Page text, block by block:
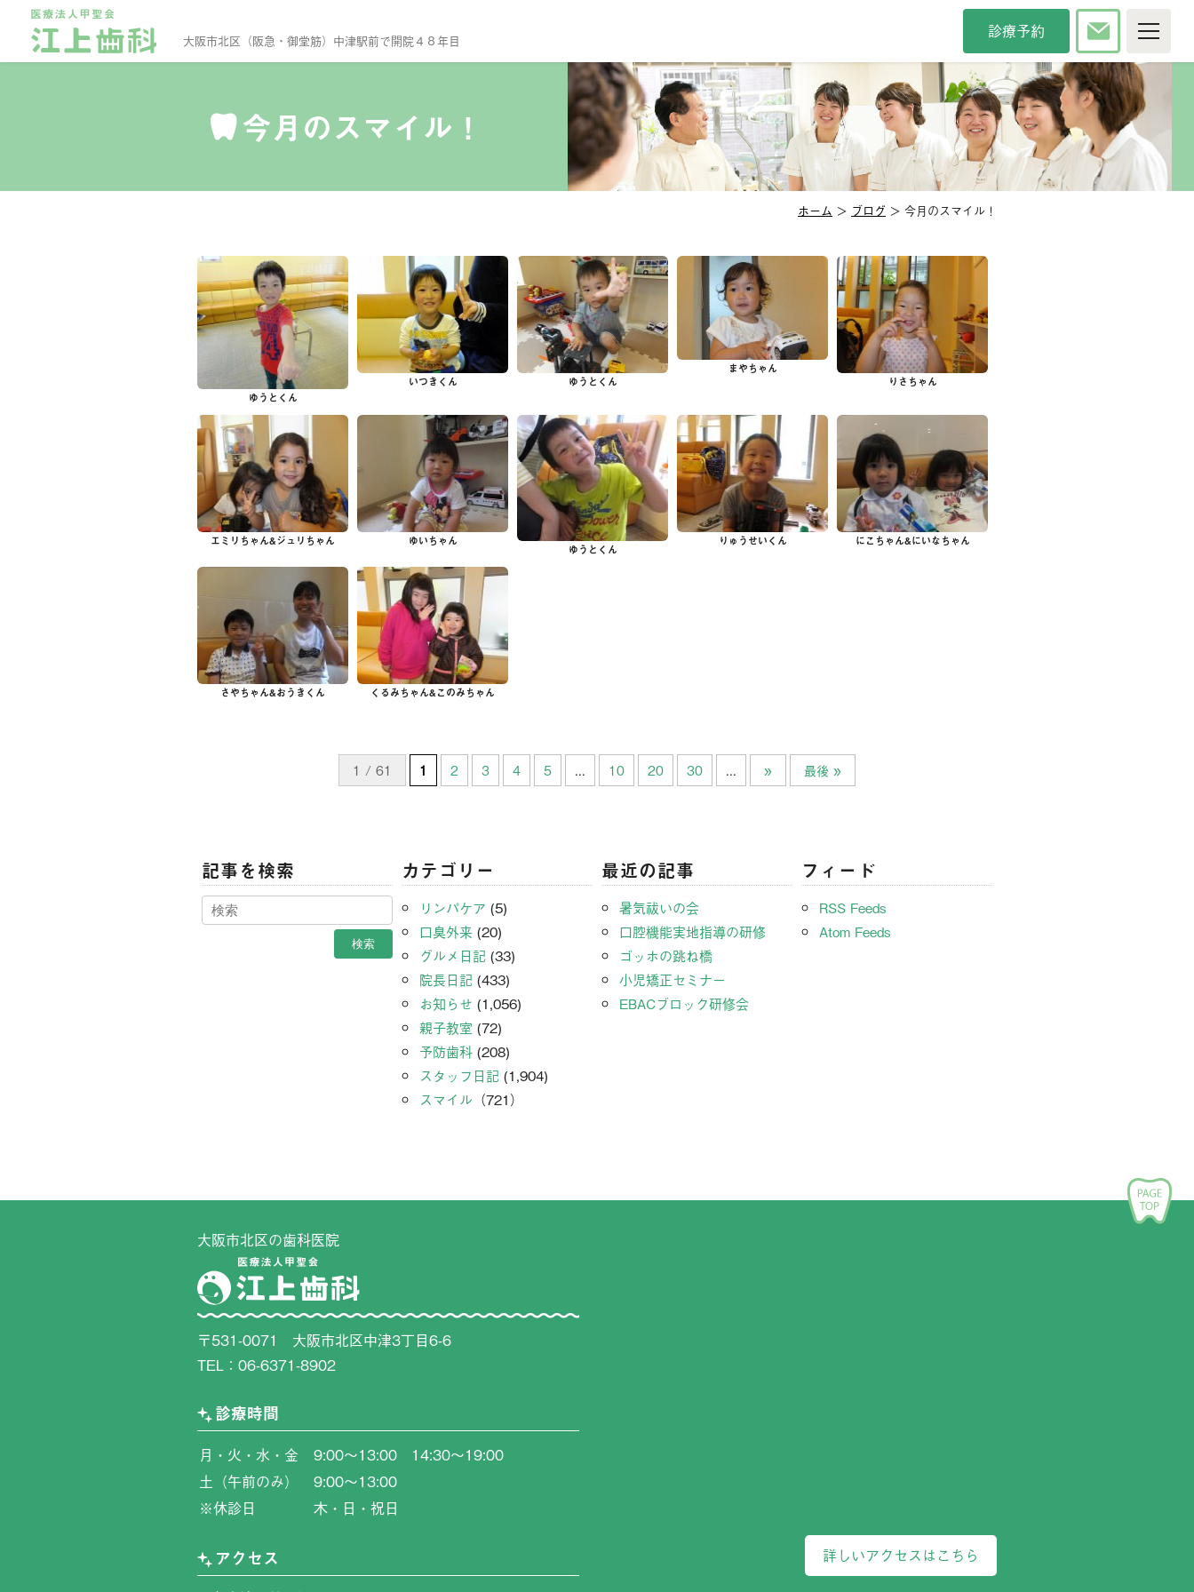
大阪市北区（阪急・御堂筋）中津駅前で開院４８年目 診療予約
TOP
当院について
診療時間・方針
院長紹介
スタッフ紹介
インタビュー
院内紹介
アクセス
審美歯科
予防歯科
口臭治療
小児歯科
小児矯正
その他サービス
相談掲示板
歯の豆知識
ブログ
今月のスマイル
診療予約
今月のスマイル！
ホーム ＞ ブログ ＞ 今月のスマイル！
ゆうとくん
いつきくん ゆうとくん
まやちゃん
りさちゃん
エミリちゃん&ジュリちゃん ゆいちゃん
ゆうとくん
りゅうせいくん にこちゃん&にいなちゃん
さやちゃん&おうきくん くるみちゃん&このみちゃん
1 / 61 1 2 3 4 5 ... 10 20 30 ... » 最後 »
記事を検索 カテゴリー
リンパケア (5)
口臭外来 (20)
グルメ日記 (33)
院長日記 (433)
お知らせ (1,056)
親子教室 (72)
予防歯科 (208)
スタッフ日記 (1,904)
スマイル （721）
最近の記事
暑気祓いの会
口腔機能実地指導の研修
ゴッホの跳ね橋
小児矯正セミナー
EBACブロック研修会
フィード
RSS Feeds
Atom Feeds
大阪市北区の歯科医院
〒531-0071 大阪市北区中津3丁目6-6
TEL： 06-6371-8902
診療時間
月・火・水・金
9:00〜13:00 14:30〜19:00
土（午前のみ）
9:00〜13:00
※休診日
木・日・祝日
アクセス 詳しいアクセスはこちら